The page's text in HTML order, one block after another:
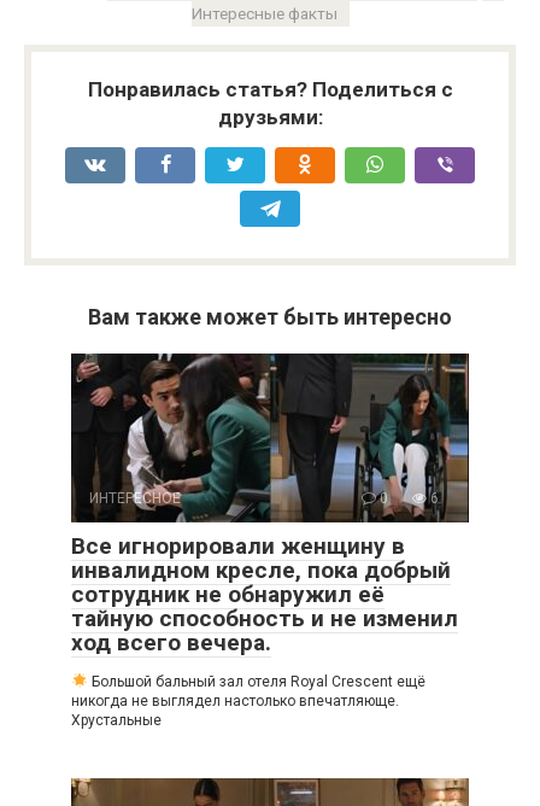
Интересные факты
Понравилась статья? Поделиться с
друзьями:
Вам также может быть интересно
ИНТЕРЕСНОЕ 0 6
Все игнорировали женщину в
инвалидном кресле, пока добрый
сотрудник не обнаружил её
тайную способность и не изменил
ход всего вечера.
Большой бальный зал отеля Royal Crescent ещё
никогда не выглядел настолько впечатляюще.
Хрустальные